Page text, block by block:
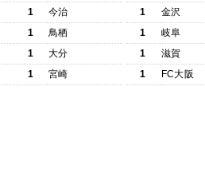
1
今治
1
鳥栖
1
大分
1 宮崎
1
金沢
1
岐阜
1
滋賀
1
FC大阪